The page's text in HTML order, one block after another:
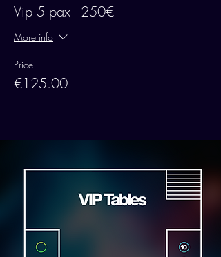
Vip 5 pax - 250€
More info
Price
€125.00